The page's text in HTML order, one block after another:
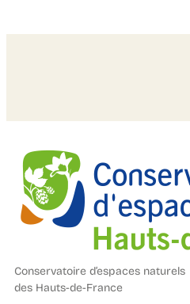
Conservatoire d’espaces naturels
des Hauts-de-France